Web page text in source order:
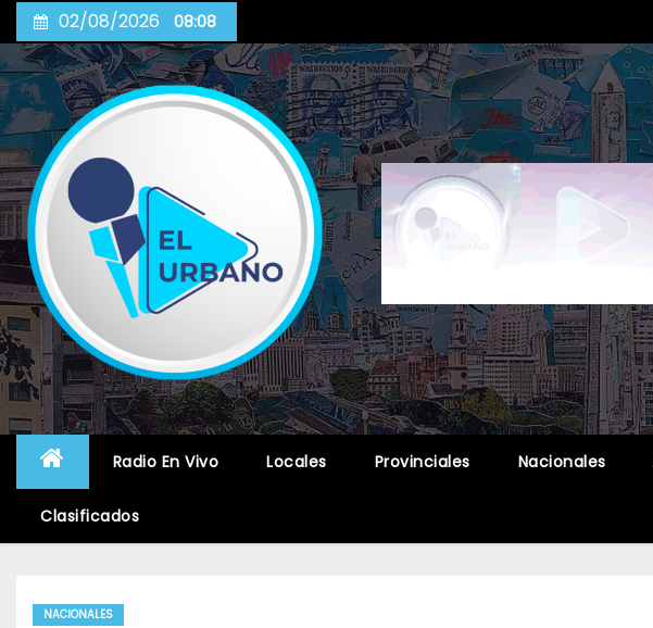
to
content
02/08/2026 08:08
Radio En Vivo Locales Provinciales Nacionales
Clasificados
NACIONALES